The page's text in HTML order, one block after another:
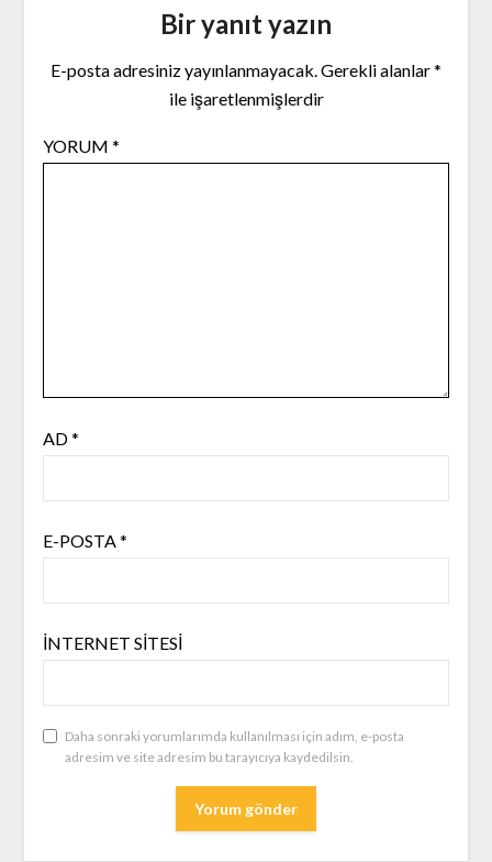
Bir yanıt yazın
E-posta adresiniz yayınlanmayacak.Gerekli alanlar*
ile işaretlenmişlerdir
YORUM *
AD*
E-POSTA*
İNTERNET SITESI
Daha sonraki yorumlarımda kullanılması için adım, e-posta
adresim ve site adresim bu tarayıcıya kaydedilsin.